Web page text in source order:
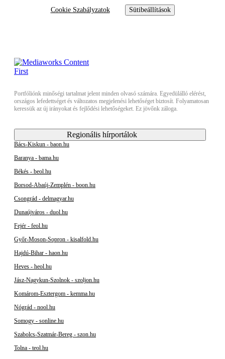
Cookie Szabályzatok Sütibeállítások
Portfóliónk minőségi tartalmat jelent minden olvasó számára. Egyedülálló elérést,
országos lefedettséget és változatos megjelenési lehetőséget biztosít. Folyamatosan
keressük az új irányokat és fejlődési lehetőségeket. Ez jövőnk záloga.
Regionális hírportálok
Bács-Kiskun - baon.hu
Baranya - bama.hu
Békés - beol.hu
Borsod-Abaúj-Zemplén - boon.hu
Csongrád - delmagyar.hu
Dunaújváros - duol.hu
Fejér - feol.hu
Győr-Moson-Sopron - kisalfold.hu
Hajdú-Bihar - haon.hu
Heves - heol.hu
Jász-Nagykun-Szolnok - szoljon.hu
Komárom-Esztergom - kemma.hu
Nógrád - nool.hu
Somogy - sonline.hu
Szabolcs-Szatmár-Bereg - szon.hu
Tolna - teol.hu